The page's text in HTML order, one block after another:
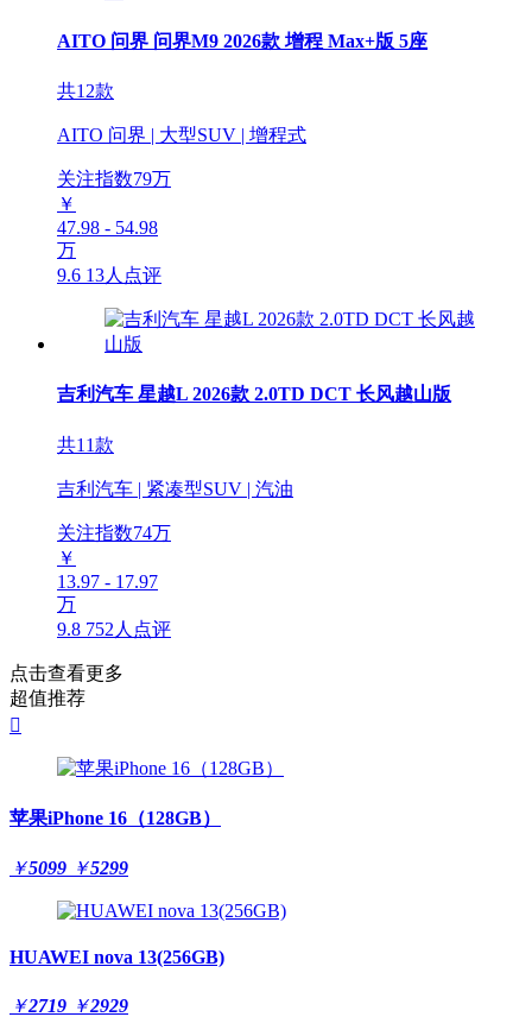
AITO 问界 问界M9 2026款 增程 Max+版 5座
共12款
AITO 问界 | 大型SUV | 增程式
关注指数79万
￥
47.98 - 54.98
万
9.6 13人点评
吉利汽车 星越L 2026款 2.0TD DCT 长风越山版
共11款
吉利汽车 | 紧凑型SUV | 汽油
关注指数74万
￥
13.97 - 17.97
万
9.8 752人点评
点击查看更多
超值推荐

苹果iPhone 16（128GB）
￥5099 ￥5299
HUAWEI nova 13(256GB)
￥2719 ￥2929